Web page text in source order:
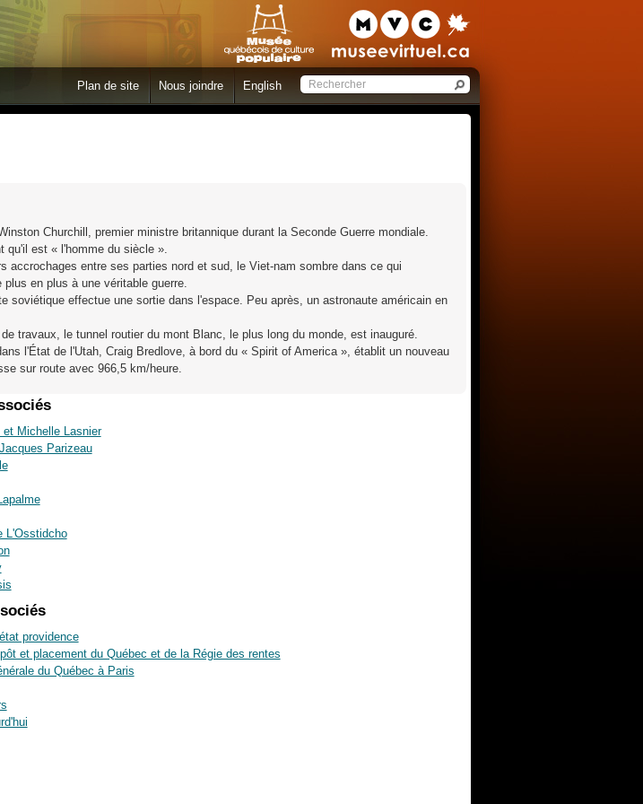
Plan de site Nous joindre English
Churchill, premier ministre britannique durant la Seconde Guerre mondiale.
qu'il est « l'homme du siècle ».
accrochages entre ses parties nord et sud, le Viet-nam sombre dans ce qui
plus en plus à une véritable guerre.
soviétique effectue une sortie dans l'espace. Peu après, un astronaute américain en
travaux, le tunnel routier du mont Blanc, le plus long du monde, est inauguré.
l'État de l'Utah, Craig Bredlove, à bord du « Spirit of America », établit un nouveau
sur route avec 966,5 km/heure.
Michelle Lasnier
Parizeau
L'Osstidcho
providence
et placement du Québec et de la Régie des rentes
du Québec à Paris